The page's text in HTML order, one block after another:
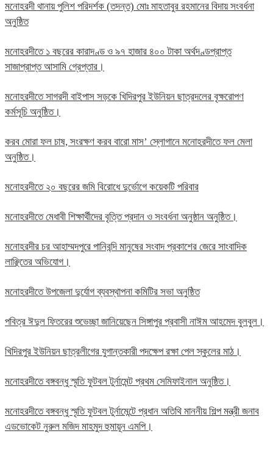
মনোহরদী থানায় পুলিশ পরিদর্শক (তদন্ত) মোঃ মাহতাবুর রহমানের বিদায় সংবর্ধনা
অনুষ্ঠিত
মনোহরদীতে ১ বছরের কারাদণ্ড ও ৯৭ হাজার ৪০০ টাকা অর্থদণ্ডপ্রাপ্ত
সাজাপ্রাপ্ত আসামি গ্রেপ্তার।
মনোহরদীতে সাগরদী বাইপাস সড়কে খিদিরপুর ইউনিয়ন ছাত্রদলের বৃক্ষরোপণ
কর্মসূচি অনুষ্ঠিত।
করব মোরা ফল চাষ, সংরক্ষণ করব বারো মাস’ স্লোগানে মনোহরদীতে ফল মেলা
অনুষ্ঠিত।
মনোহরদীতে ২০ বছরের জমি বিরোধে দুর্ভোগে কয়েকটি পরিবার
মনোহরদীতে মেধাবী শিক্ষার্থীদের বৃত্তি প্রদান ও সংবর্ধনা অনুষ্ঠান অনুষ্ঠিত।
মনোহরদীর চর আহাম্মদপুরে পানিবন্দি মানুষের সংবাদ প্রকাশের জেরে সাংবাদিক
লাঞ্ছিতের অভিযোগ।
মনোহরদীতে উপজেলা দুর্যোগ ব্যবস্থাপনা কমিটির সভা অনুষ্ঠিত
পবিত্র ঈদুল ফিতরের শুভেচ্ছা জানিয়েছেন সিঙ্গাপুর প্রবাসী নাঈম আহমেদ বুলবুল।
খিদিরপুর ইউনিয়ন ছাত্রলীগের যুগান্তকারী পদক্ষেপ রক্ষা পেল স্কুলের মাঠ।
মনোহরদীতে বঙ্গবন্ধু স্মৃতি ফুটবল টুর্নামেন্ট প্রথম সেমিফাইনাল অনুষ্ঠিত।
মনোহরদীতে বঙ্গবন্ধু স্মৃতি ফুটবল টুর্নামেন্টে প্রধান অতিথি মাননীয় শিল্প মন্ত্রী জনাব
এডভোকেট নুরুল মজিদ মাহমুদ হুমায়ূন এমপি।